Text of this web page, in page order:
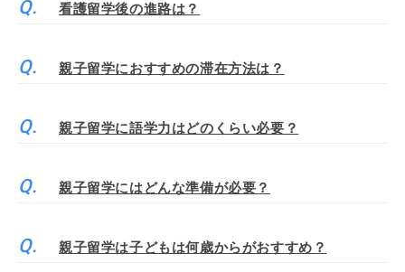
看護留学後の進路は？
親子留学におすすめの滞在方法は？
親子留学に語学力はどのくらい必要？
親子留学にはどんな準備が必要？
親子留学は子どもは何歳からがおすすめ？